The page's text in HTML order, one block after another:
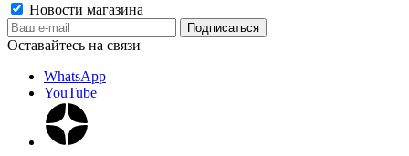
Новости магазина
Оставайтесь на связи
WhatsApp
YouTube